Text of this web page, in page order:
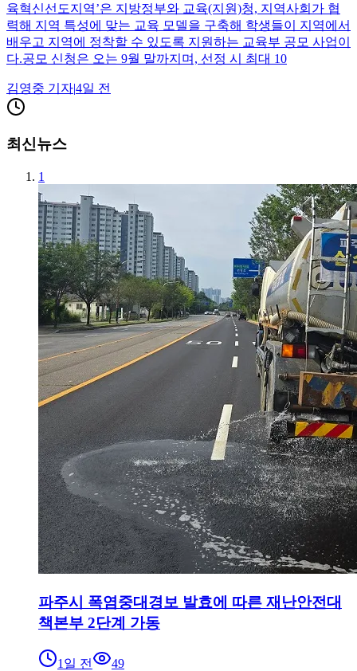
육혁신선도지역’은 지방정부와 교육(지원)청, 지역사회가 협
력해 지역 특성에 맞는 교육 모델을 구축해 학생들이 지역에서
배우고 지역에 정착할 수 있도록 지원하는 교육부 공모 사업이
다.공모 신청은 오는 9월 말까지며, 선정 시 최대 10
김영중 기자|4일 전
최신뉴스
1
파주시 폭염중대경보 발효에 따른 재난안전대
책본부 2단계 가동
1일 전
49